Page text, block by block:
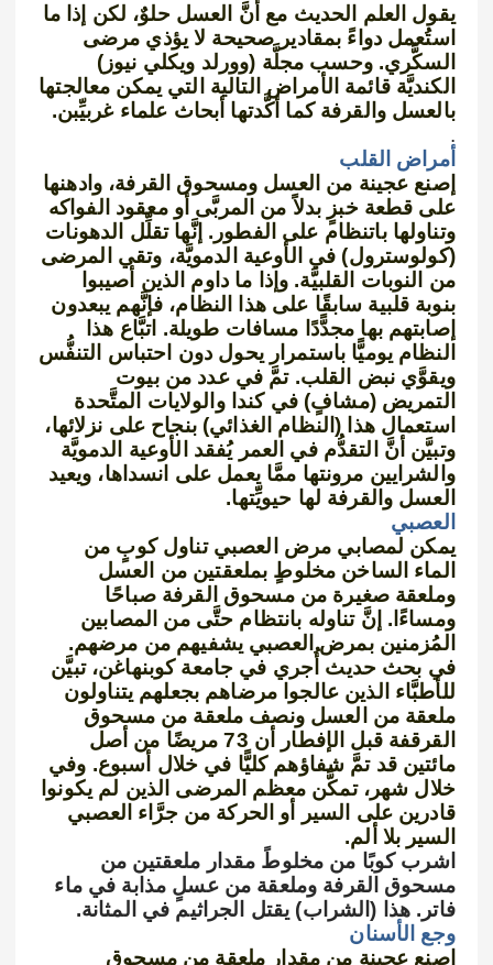
يقول العلم الحديث مع أنَّ العسل حلوٌ، لكن إذا ما
استُعمل دواءً بمقادير صحيحة لا يؤذي مرضى
السكَّري. وحسب مجلَّة (وورلد ويكلي نيوز)
الكنديَّة قائمة الأمراض التالية التي يمكن معالجتها
بالعسل والقرفة كما أكَّدتها أبحاث علماء غربيِّبن.
.
أمراض القلب
إصنع عجينة من العسل ومسحوق القرفة، وادهنها
على قطعة خبزٍ بدلاً من المربَّى أو معقود الفواكه
وتناولها باتنظام على الفطور. إنَّها تقلِّل الدهونات
(كولوسترول) في الأوعية الدمويَّة، وتقي المرضى
من النوبات القلبيَّة. وإذا ما داوم الذين أصيبوا
بنوبة قلبية سابقًا على هذا النظام، فإنَّهم يبعدون
إصابتهم بها مجدًّدًا مسافات طويلة. اتبَّاع هذا
النظام يوميًّا باستمرار يحول دون احتباس التنفُّس
ويقوَّي نبض القلب. تمَّ في عدد من بيوت
التمريض (مشافٍ) في كندا والولايات المتَّحدة
استعمال هذا (النظام الغذائي) بنجاح على نزلائها،
وتبيَّن أنَّ التقدُّم في العمر يُفقد الأوعية الدمويَّة
والشرايين مرونتها ممَّا يعمل على انسداها، ويعيد
العسل والقرفة لها حيويِّتها.
العصبي
يمكن لمصابي مرض العصبي تناول كوبٍ من
الماء الساخن مخلوطٍ بملعقتين من العسل
وملعقة صغيرة من مسحوق القرفة صباحًا
ومساءًا. إنَّ تناوله بانتظام حتَّى من المصابين
المُزمنين بمرض العصبي يشفيهم من مرضهم.
في بحث حديث أُجري في جامعة كوبنهاغن، تبيَّن
للأطبَّاء الذين عالجوا مرضاهم بجعلهم يتناولون
ملعقة من العسل ونصف ملعقة من مسحوق
القرقفة قبل الإفطار أن 73 مريضًا من أصل
مائتين قد تمَّ شفاؤهم كليًّا في خلال أسبوع. وفي
خلال شهر، تمكَّن معظم المرضى الذين لم يكونوا
قادرين على السير أو الحركة من جرَّاء العصبي
السير بلا ألم.
اشرب كوبًا من مخلوطً مقدار ملعقتين من
مسحوق القرفة وملعقة من عسلٍ مذابة في ماء
فاتر. هذا (الشراب) يقتل الجراثيم في المثانة.
وجع الأسنان
إصنع عجينة من مقدار ملعقة من مسحوق